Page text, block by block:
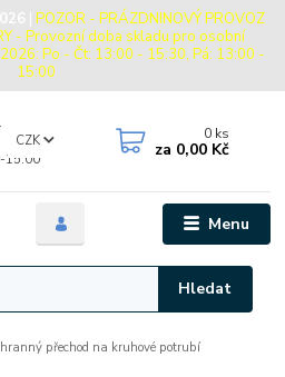
| POZOR - PRÁZDNINOVÝ PROVOZ
- Provozní doba skladu pro osobní
Po - Čt: 13:00 - 15:30, Pá: 13:00 -
15:00
Menu
CZK
Hledat
15:00
0 ks
za 0,00 Kč
přechod na kruhové potrubí